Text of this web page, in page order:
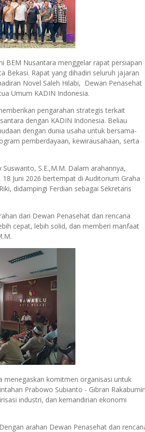
BEM Nusantara menggelar rapat persiapan
Bekasi. Rapat yang dihadiri seluruh jajaran
Novel Saleh Hilabi, Dewan Penasehat
Umum KADIN Indonesia.
pengarahan strategis terkait
dengan KADIN Indonesia. Beliau
dengan dunia usaha untuk bersama-
pemberdayaan, kewirausahaan, serta
S.E.,M.M. Dalam arahannya,
Juni 2026 bertempat di Auditorium Graha
didampingi Ferdian sebagai Sekretaris
dari Dewan Penasehat dan rencana
cepat, lebih solid, dan memberi manfaat
menegaskan komitmen organisasi untuk
Prabowo Subianto - Gibran
industri, dan kemandirian ekonomi
arahan Dewan Penasehat dan